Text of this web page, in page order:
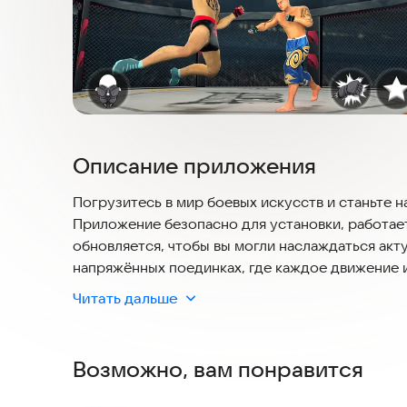
Описание приложения
Погрузитесь в мир боевых искусств и станьте
Приложение безопасно для установки,
обновляется, чтобы вы могли наслаждаться
напряжённых поединках, где каждое движение
сражаясь с опытными соперниками в эпических
высокие удары ногами или мощные удары
Зачем играть в Martial Arts Kick Boxing?
Читать дальше
Возможно, вам понравится